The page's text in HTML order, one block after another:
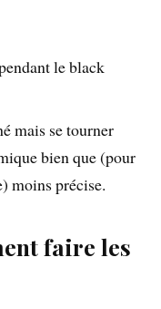
le black
mais se tourner
bien que (pour
moins précise.
faire les